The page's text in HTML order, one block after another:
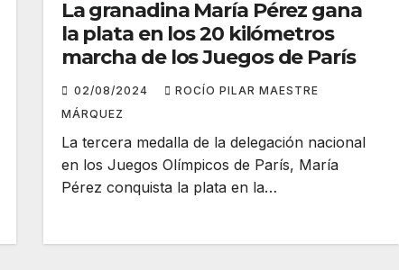
La granadina María Pérez gana
la plata en los 20 kilómetros
marcha de los Juegos de París
02/08/2024
ROCÍO PILAR MAESTRE
MÁRQUEZ
La tercera medalla de la delegación nacional
en los Juegos Olímpicos de París, María
Pérez conquista la plata en la…